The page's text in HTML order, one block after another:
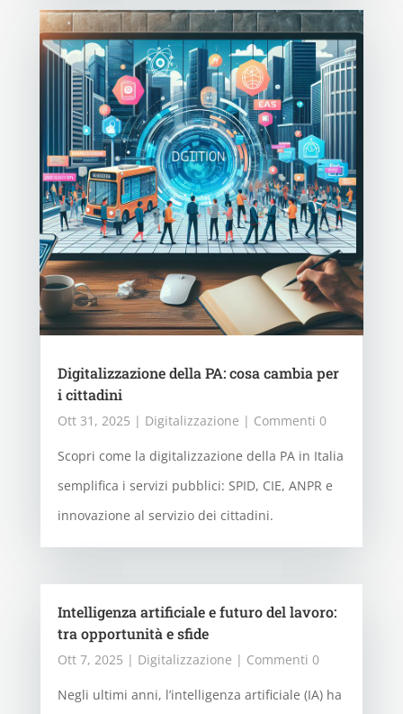
Digitalizzazione della PA: cosa cambia per
i cittadini
Ott 31, 2025 | Digitalizzazione | Commenti 0
Scopri come la digitalizzazione della PA in Italia
semplifica i servizi pubblici: SPID, CIE, ANPR e
innovazione al servizio dei cittadini.
Intelligenza artificiale e futuro del lavoro:
tra opportunità e sfide
Ott 7, 2025 | Digitalizzazione | Commenti 0
Negli ultimi anni, l’intelligenza artificiale (IA) ha